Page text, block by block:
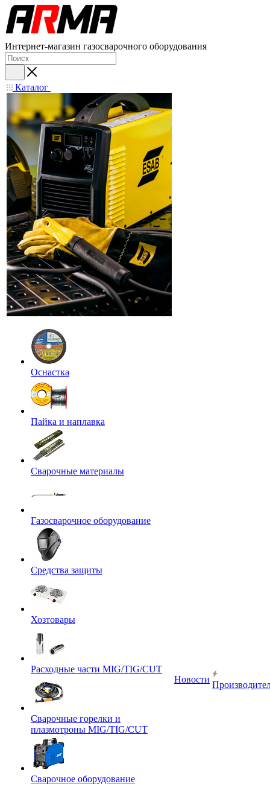
Интернет-магазин газосварочного оборудования
Каталог
Оснастка
Пайка и наплавка
Сварочные материалы
Газосварочное оборудование
Средства защиты
Хозтовары
Расходные части MIG/TIG/CUT
Сварочные горелки и
плазмотроны MIG/TIG/CUT
Сварочное оборудование
Новости